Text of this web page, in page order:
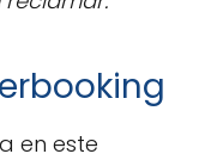
en este